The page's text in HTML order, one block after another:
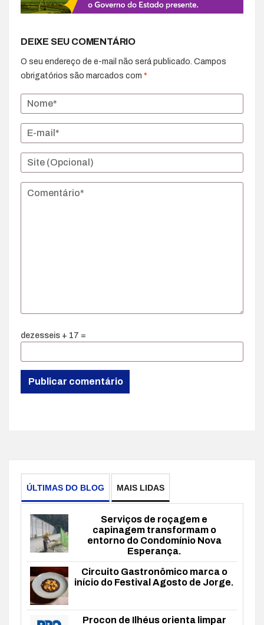
DEIXE SEU COMENTÁRIO
O seu endereço de e-mail não será publicado. Campos
obrigatórios são marcados com *
dezesseis + 17 =
ÚLTIMAS DO BLOG MAIS LIDAS
Serviços de roçagem e
capinagem transformam o
entorno do Condomínio Nova
Esperança.
Circuito Gastronômico marca o
início do Festival Agosto de Jorge.
Procon de Ilhéus orienta limpar